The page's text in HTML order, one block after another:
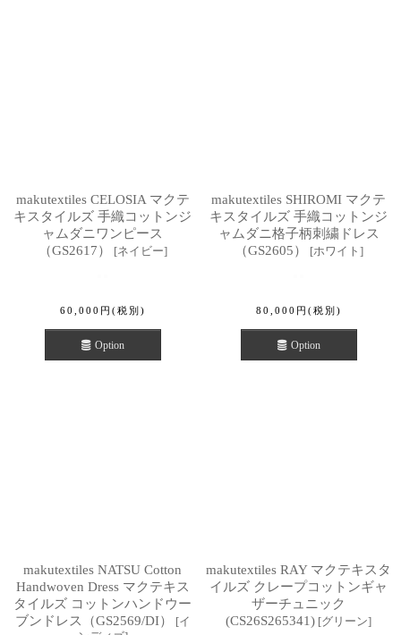
makutextiles CELOSIA マクテ
キスタイルズ 手織コットンジ
ャムダニワンピース
（GS2617）
[ネイビー]
60,000 円 (税別)
Option
makutextiles SHIROMI マクテ
キスタイルズ 手織コットンジ
ャムダニ格子柄刺繍ドレス
（GS2605）
[ホワイト ]
80,000 円 (税別)
Option
makutextiles NATSU Cotton
Handwoven Dress マクテキス
タイルズ コットンハンドウー
ブンドレス（GS2569/DI）
[イ
makutextiles RAY マクテキスタ
イルズ クレープコットンギャ
ザーチュニック
(CS26S265341) [グリーン]